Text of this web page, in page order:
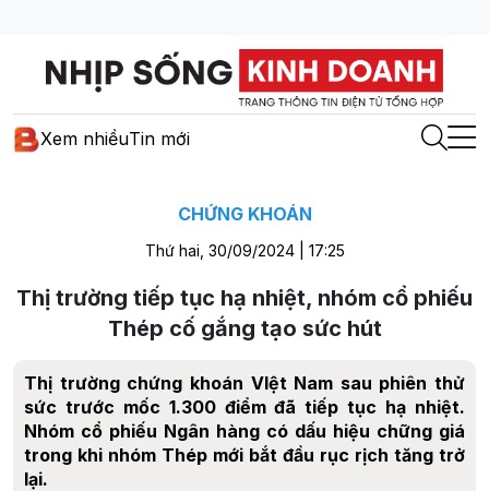
Xem nhiềuTin mới
CHỨNG KHOÁN
Thứ hai, 30/09/2024 | 17:25
Thị trường tiếp tục hạ nhiệt, nhóm cổ phiếu
Thép cố gắng tạo sức hút
Thị trường chứng khoán VIệt Nam sau phiên thử
sức trước mốc 1.300 điểm đã tiếp tục hạ nhiệt.
Nhóm cổ phiếu Ngân hàng có dấu hiệu chững giá
trong khi nhóm Thép mới bắt đầu rục rịch tăng trở
lại.